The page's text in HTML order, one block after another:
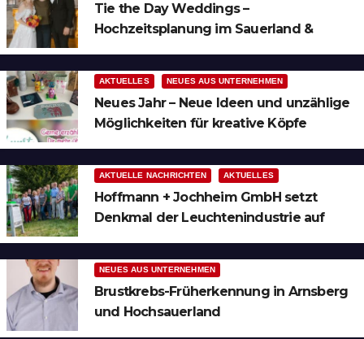
Tie the Day Weddings –
Hochzeitsplanung im Sauerland &
AKTUELLES NEUES AUS UNTERNEHMEN
Neues Jahr – Neue Ideen und unzählige
Möglichkeiten für kreative Köpfe
AKTUELLE NACHRICHTEN AKTUELLES
Hoffmann + Jochheim GmbH setzt
Denkmal der Leuchtenindustrie auf
NEUES AUS UNTERNEHMEN
Brustkrebs-Früherkennung in Arnsberg
und Hochsauerland